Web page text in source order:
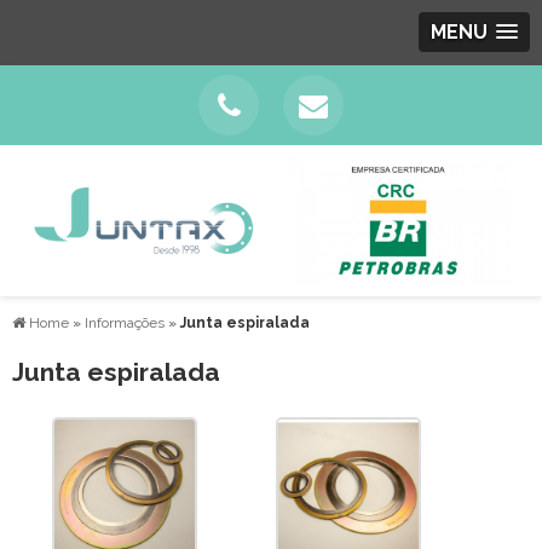
MENU
Home » Informações »Junta espiralada
Junta espiralada